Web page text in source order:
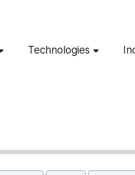
Technologies